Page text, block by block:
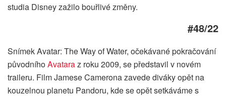
studia Disney zažilo bouřlivé změny.
#48/22
Snímek Avatar: The Way of Water, očekávané pokračování
původníhoAvataraz roku 2009, se představil v novém
traileru. Film Jamese Camerona zavede diváky opět na
kouzelnou planetu Pandoru, kde se opět setkáváme s